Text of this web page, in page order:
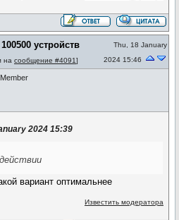
устройств
на сообщение #4091]
Thu, 18 January
2024 15:46
Member
2024 15:39
вариант оптимальнее
Известить модератора